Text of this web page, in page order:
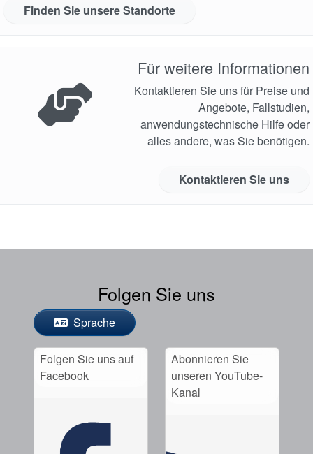
Finden Sie unsere Standorte
Für weitere Informationen
Kontaktieren Sie uns für Preise und
Angebote, Fallstudien,
anwendungstechnische Hilfe oder
alles andere, was Sie benötigen.
Kontaktieren Sie uns
Folgen Sie uns
Sprache
Folgen Sie uns auf
Facebook
Abonnieren Sie
unseren YouTube-
Kanal